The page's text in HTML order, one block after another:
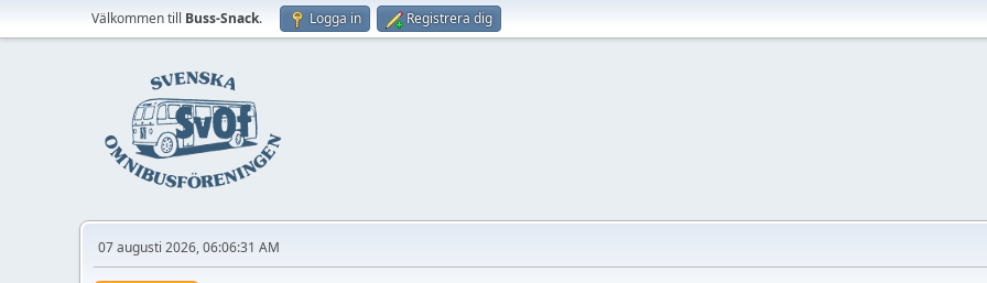
Välkommen till Buss-Snack. Logga in Registrera dig
07 augusti 2026, 06:06:31 AM